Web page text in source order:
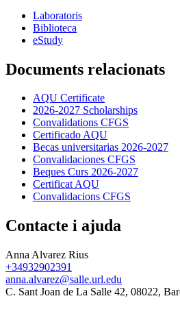
Laboratoris
Biblioteca
eStudy
Documents relacionats
AQU Certificate
2026-2027 Scholarships
Convalidations CFGS
Certificado AQU
Becas universitarias 2026-2027
Convalidaciones CFGS
Beques Curs 2026-2027
Certificat AQU
Convalidacions CFGS
Contacte i ajuda
Anna Alvarez Rius
+34932902391
anna.alvarez@salle.url.edu
C. Sant Joan de La Salle 42, 08022,